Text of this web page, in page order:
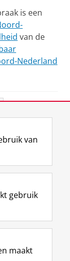
is een
van de
Nederland
I
n
t
r
m
Y
o
T
e
k
van
gebruik
maakt